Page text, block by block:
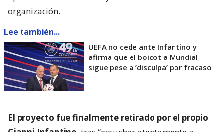
organización.
Lee también...
UEFA no cede ante Infantino y
afirma que el boicot a Mundial
sigue pese a ’disculpa’ por fracaso
El proyecto fue finalmente retirado por el propio